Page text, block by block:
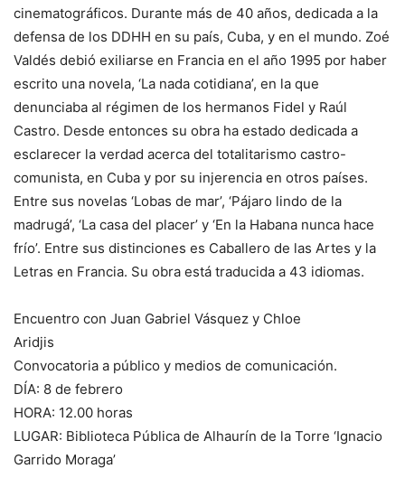
cinematográficos. Durante más de 40 años, dedicada a la
defensa de los DDHH en su país, Cuba, y en el mundo. Zoé
Valdés debió exiliarse en Francia en el año 1995 por haber
escrito una novela, ‘La nada cotidiana’, en la que
denunciaba al régimen de los hermanos Fidel y Raúl
Castro. Desde entonces su obra ha estado dedicada a
esclarecer la verdad acerca del totalitarismo castro-
comunista, en Cuba y por su injerencia en otros países.
Entre sus novelas ‘Lobas de mar’, ‘Pájaro lindo de la
madrugá’, ‘La casa del placer’ y ‘En la Habana nunca hace
frío’. Entre sus distinciones es Caballero de las Artes y la
Letras en Francia. Su obra está traducida a 43 idiomas.
Encuentro con Juan Gabriel Vásquez y Chloe
Aridjis
Convocatoria a público y medios de comunicación.
DÍA: 8 de febrero
HORA: 12.00 horas
LUGAR: Biblioteca Pública de Alhaurín de la Torre ‘Ignacio
Garrido Moraga’